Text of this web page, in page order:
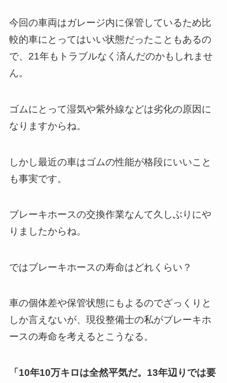
今回の車両はガレージ内に保管しているため比
較的車にとってはいい状態だったこともあるの
で、21年もトラブルなく済んだのかもしれませ
ん。
ゴムにとって湿気や紫外線などは劣化の原因に
なりますからね。
しかし最近の車はゴムの性能が格段にいいこと
も事実です。
ブレーキホースの交換作業なんて久しぶりにや
りましたからね。
ではブレーキホースの寿命はどれくらい？
車の個体差や保管状態にもよるのでざっくりと
しか言えないが、現役整備士の私がブレーキホ
ースの寿命を考えるとこうなる。
「10年10万キロは全然平気だ。13年辺りでは要